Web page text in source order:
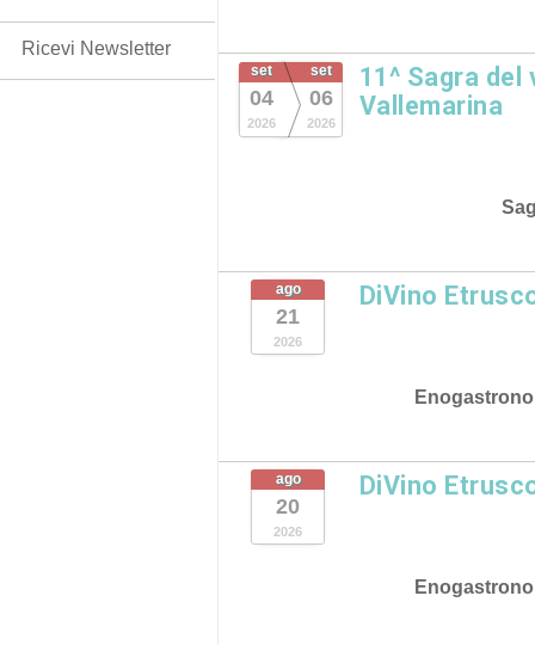
set
04
2026
set
06
2026
11^ Sagra
Vallemarina
ago
21
2026
DiVino
ago
20
2026
DiVino
Ricevi Newsletter